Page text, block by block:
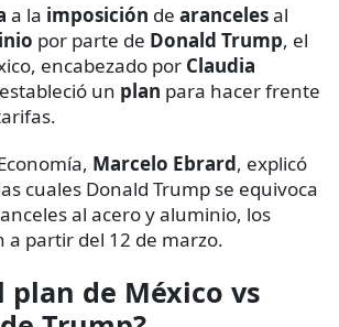
a la imposición de arancelesal
por parte de Donald Trump, el
encabezado por Claudia
un plan para hacer frente
Marcelo Ebrard, explicó
cuales Donald Trump se equivoca
al acero y aluminio, los
a partir del 12 de marzo.
plan de México vs